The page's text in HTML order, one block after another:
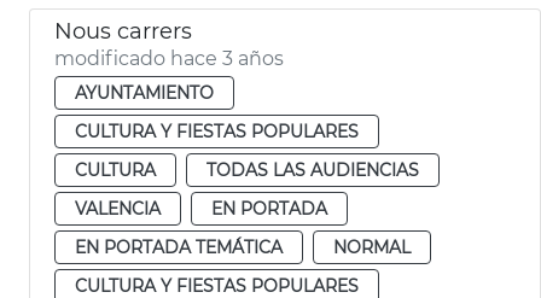
Nous carrers
modificado hace 3 años
AYUNTAMIENTO
CULTURA Y FIESTAS POPULARES
CULTURA
TODAS LAS AUDIENCIAS
VALENCIA
EN PORTADA
EN PORTADA TEMÁTICA
NORMAL
CULTURA Y FIESTAS POPULARES